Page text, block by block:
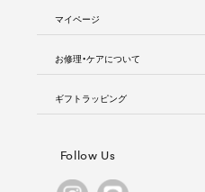
マイページ
お修理・ケアについて
ギフトラッピング
Follow Us